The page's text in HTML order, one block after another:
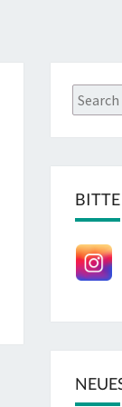
Search
for: